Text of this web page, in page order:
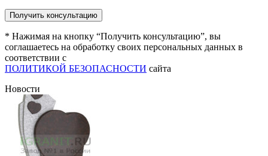
* Нажимая на кнопку “Получить консультацию”, вы
соглашаетесь на обработку своих персональных данных в
соответствии с
ПОЛИТИКОЙ БЕЗОПАСНОСТИ сайта
Новости